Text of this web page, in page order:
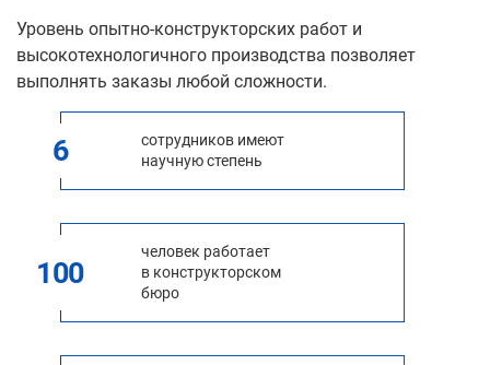
Уровень опытно-конструкторских работ и
высокотехнологичного производства позволяет
выполнять заказы любой сложности.
6
сотрудников имеют
научную степень
100
человек работает
в конструкторском
бюро